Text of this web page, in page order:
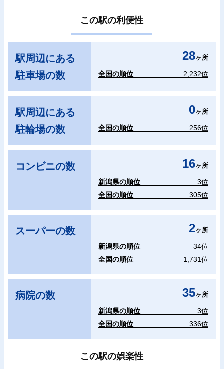
この駅の利便性
駅周辺にある
駐車場の数
28ヶ所
全国の順位 2,232位
駅周辺にある
駐輪場の数
0ヶ所
全国の順位 256位
コンビニの数 16ヶ所
新潟県の順位
3位
全国の順位
305位
スーパーの数 2ヶ所
新潟県の順位
34位
全国の順位
1,731位
病院の数 35ヶ所
新潟県の順位
3位
全国の順位
336位
この駅の娯楽性